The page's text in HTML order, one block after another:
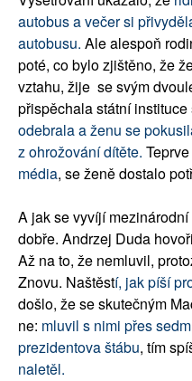
autobus a večer si
autobusu. Ale alespoň
poté, co bylo zjištěno, že
vztahu, žije se svým
přispěchala státní instituce
odebrala a ženu se
z ohrožování dítěte.
média, se ženě dostalo
A jak se vyvíjí
dobře. Andrzej Duda
Až na to, že nemluvil,
Znovu. Naštěstí, jak píší
došlo, že se skutečným
ne: mluvil s nimi přes
prezidentova štábu, tím
naletěl.